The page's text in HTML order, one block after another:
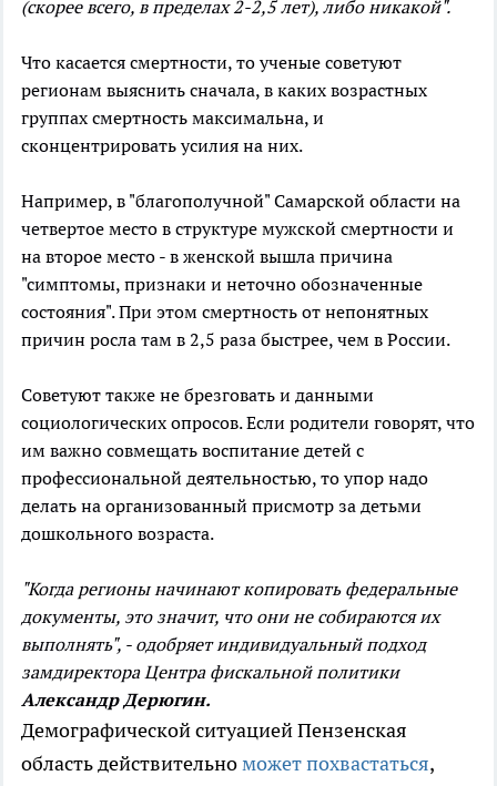
(скорее всего, в пределах 2-2,5 лет), либо никакой".
Что касается смертности, то ученые советуют
регионам выяснить сначала, в каких возрастных
группах смертность максимальна, и
сконцентрировать усилия на них.
Например, в "благополучной" Самарской области на
четвертое место в структуре мужской смертности и
на второе место - в женской вышла причина
"симптомы, признаки и неточно обозначенные
состояния". При этом смертность от непонятных
причин росла там в 2,5 раза быстрее, чем в России.
Советуют также не брезговать и данными
социологических опросов. Если родители говорят, что
им важно совмещать воспитание детей с
профессиональной деятельностью, то упор надо
делать на организованный присмотр за детьми
дошкольного возраста.
"Когда регионы начинают копировать федеральные
документы, это значит, что они не собираются их
выполнять", - одобряет индивидуальный подход
замдиректора Центра фискальной политики
Александр Дерюгин.
Демографической ситуацией Пензенская
область действительноможет похвастаться,